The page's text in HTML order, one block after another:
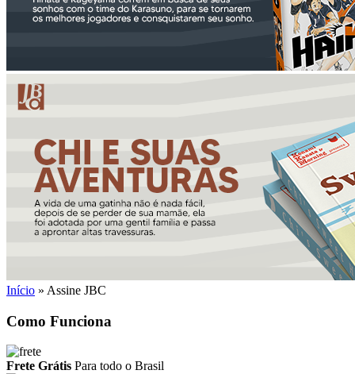
Início » Assine JBC
Como Funciona
Frete Grátis Para todo o Brasil